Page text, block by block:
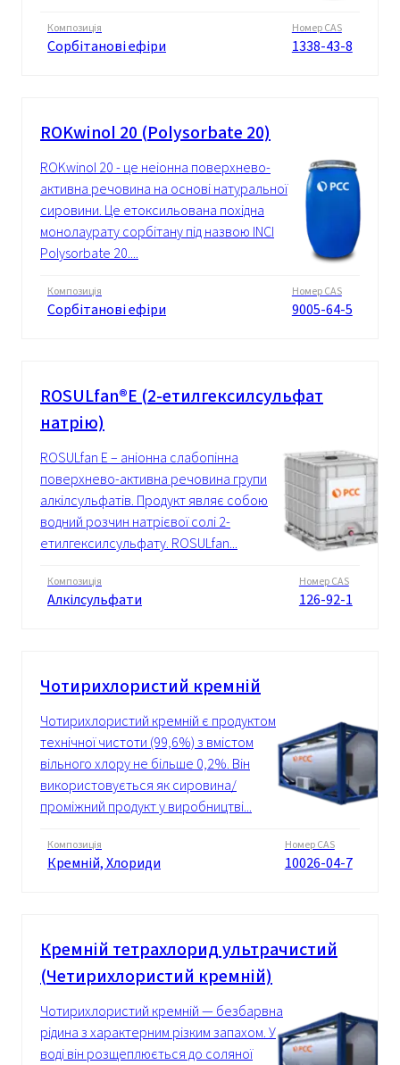
Композиція
Сорбітанові ефіри
Номер CAS
1338-43-8
ROKwinol 20 (Polysorbate 20)
ROKwinol 20 - це неіонна поверхнево-
активна речовина на основі натуральної
сировини. Це етоксильована похідна
монолаурату сорбітану під назвою INCI
Polysorbate 20....
Композиція
Сорбітанові ефіри
Номер CAS
9005-64-5
ROSULfan®Е (2-етилгексилсульфат
натрію)
ROSULfan Е – аніонна слабопінна
поверхнево-активна речовина групи
алкілсульфатів. Продукт являє собою
водний розчин натрієвої солі 2-
етилгексилсульфату. ROSULfan...
Композиція
Алкілсульфати
Номер CAS
126-92-1
Чотирихлористий кремній
Чотирихлористий кремній є продуктом
технічної чистоти (99,6%) з вмістом
вільного хлору не більше 0,2%. Він
використовується як сировина/
проміжний продукт у виробництві...
Композиція
Кремній, Хлориди
Номер CAS
10026-04-7
Кремній тетрахлорид ультрачистий
(Четирихлористий кремній)
Чотирихлористий кремній — безбарвна
рідина з характерним різким запахом. У
воді він розщеплюється до соляної